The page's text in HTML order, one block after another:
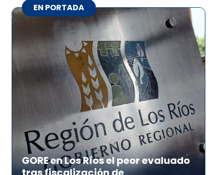
EN PORTADA
GORE en Los Ríos el peor evaluado